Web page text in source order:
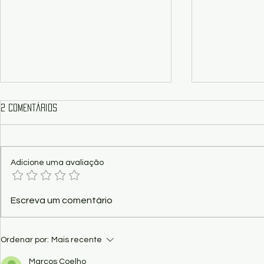
Show - "Vital – O Musical dos
Palácio Popular
2 comentários
Adicione uma avaliação
Escreva um comentário
Ordenar por: Mais recente
Marcos Coelho